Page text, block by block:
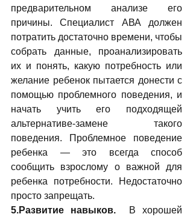
предварительном анализе его
причины. Специалист АВА должен
потратить достаточно времени, чтобы
собрать данные, проанализировать
их и понять, какую потребность или
желание ребенок пытается донести с
помощью проблемного поведения, и
начать учить его подходящей
альтернативе-замене такого
поведения. Проблемное поведение
ребенка — это всегда способ
сообщить взрослому о важной для
ребенка потребности. Недостаточно
просто запрещать.
5.Развитие навыков.
В хорошей